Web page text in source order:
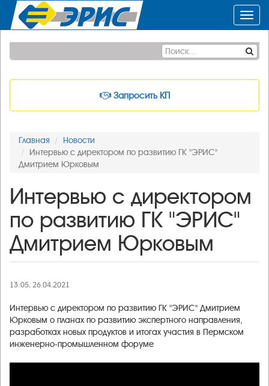
Запросить КП
Главная
Новости
Интервью с директором по развитию ГК "ЭРИС"
Дмитрием Юрковым
Интервью с директором
по развитию ГК "ЭРИС"
Дмитрием Юрковым
13:05, 26.04.2021
Интервью с директором по развитию ГК "ЭРИС" Дмитрием
Юрковым о планах по развитию экспертного направления,
разработках новых продуктов и итогах участия в Пермском
инженерно-промышленном форуме